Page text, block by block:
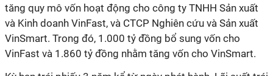
tăng quy mô vốn hoạt động cho công ty TNHH Sản xuất
và Kinh doanh VinFast, và CTCP Nghiên cứu và Sản xuất
VinSmart. Trong đó, 1.000 tỷ đồng bổ sung vốn cho
VinFast và 1.860 tỷ đồng nhằm tăng vốn cho VinSmart.